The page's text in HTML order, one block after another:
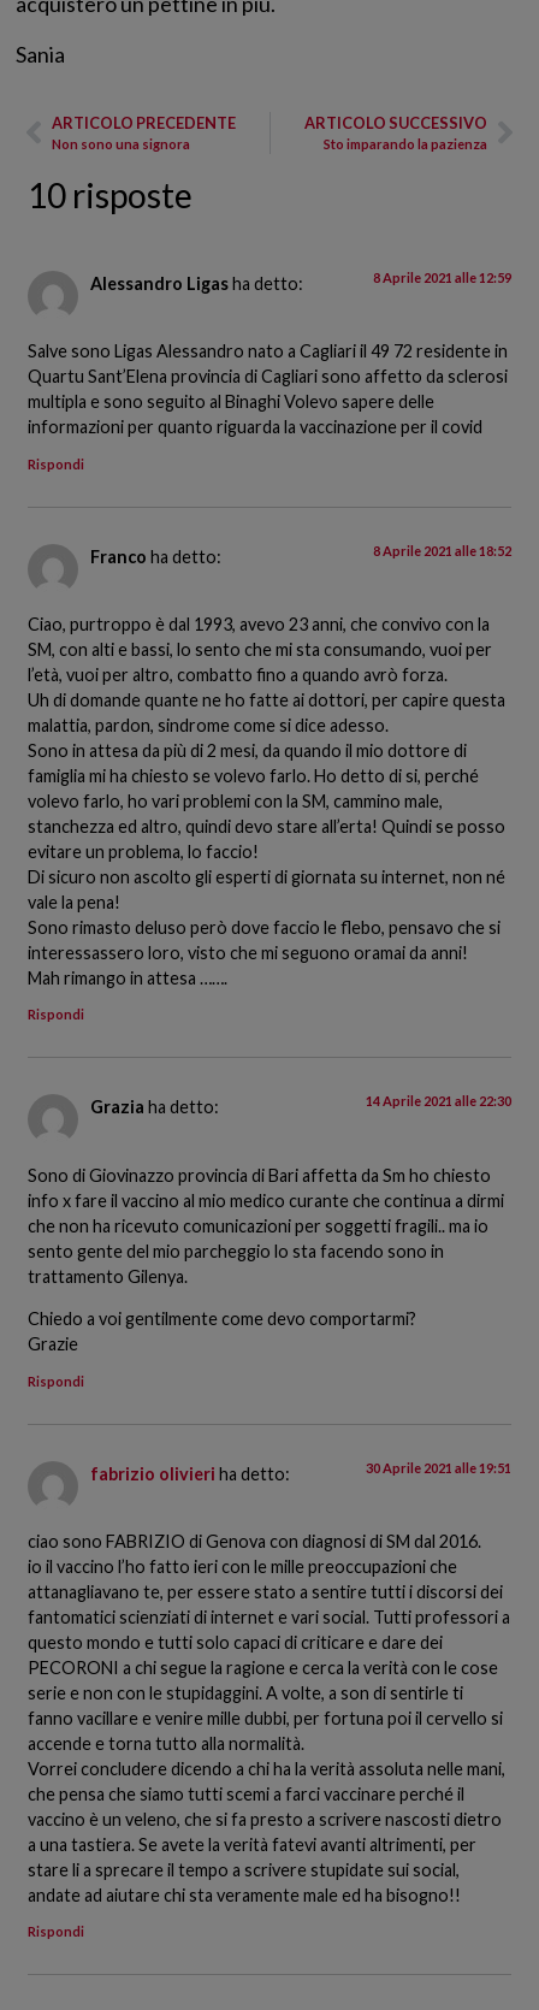
Sania
ARTICOLO PRECEDENTE
Non sono una signora
ARTICOLO SUCCESSIVO
Sto imparando la pazienza
10 risposte
Alessandro Ligas ha detto: 8 Aprile 2021 alle 12:59
Salve sono Ligas Alessandro nato a Cagliari il 49 72 residente in
Quartu Sant’Elena provincia di Cagliari sono affetto da sclerosi
multipla e sono seguito al Binaghi Volevo sapere delle
informazioni per quanto riguarda la vaccinazione per il covid
Rispondi
Franco ha detto: 8 Aprile 2021 alle 18:52
Ciao, purtroppo è dal 1993, avevo 23 anni, che convivo con la
SM, con alti e bassi, lo sento che mi sta consumando, vuoi per
l’età, vuoi per altro, combatto fino a quando avrò forza.
Uh di domande quante ne ho fatte ai dottori, per capire questa
malattia, pardon, sindrome come si dice adesso.
Sono in attesa da più di 2 mesi, da quando il mio dottore di
famiglia mi ha chiesto se volevo farlo. Ho detto di si, perché
volevo farlo, ho vari problemi con la SM, cammino male,
stanchezza ed altro, quindi devo stare all’erta! Quindi se posso
evitare un problema, lo faccio!
Di sicuro non ascolto gli esperti di giornata su internet, non né
vale la pena!
Sono rimasto deluso però dove faccio le flebo, pensavo che si
interessassero loro, visto che mi seguono oramai da anni!
Mah rimango in attesa …….
Rispondi
Grazia ha detto: 14 Aprile 2021 alle 22:30
Sono di Giovinazzo provincia di Bari affetta da Sm ho chiesto
info x fare il vaccino al mio medico curante che continua a dirmi
che non ha ricevuto comunicazioni per soggetti fragili.. ma io
sento gente del mio parcheggio lo sta facendo sono in
trattamento Gilenya.
Chiedo a voi gentilmente come devo comportarmi?
Grazie
Rispondi
fabrizio olivieri ha detto: 30 Aprile 2021 alle 19:51
ciao sono FABRIZIO di Genova con diagnosi di SM dal 2016.
io il vaccino l’ho fatto ieri con le mille preoccupazioni che
attanagliavano te, per essere stato a sentire tutti i discorsi dei
fantomatici scienziati di internet e vari social. Tutti professori a
questo mondo e tutti solo capaci di criticare e dare dei
PECORONI a chi segue la ragione e cerca la verità con le cose
serie e non con le stupidaggini. A volte, a son di sentirle ti
fanno vacillare e venire mille dubbi, per fortuna poi il cervello si
accende e torna tutto alla normalità.
Vorrei concludere dicendo a chi ha la verità assoluta nelle mani,
che pensa che siamo tutti scemi a farci vaccinare perché il
vaccino è un veleno, che si fa presto a scrivere nascosti dietro
a una tastiera. Se avete la verità fatevi avanti altrimenti, per
stare li a sprecare il tempo a scrivere stupidate sui social,
andate ad aiutare chi sta veramente male ed ha bisogno!!
Rispondi